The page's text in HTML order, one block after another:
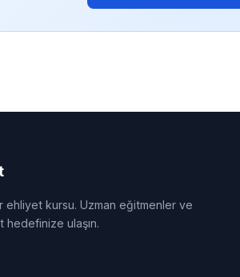
ehliyet kursu. Uzman eğitmenler ve
ulaşın.